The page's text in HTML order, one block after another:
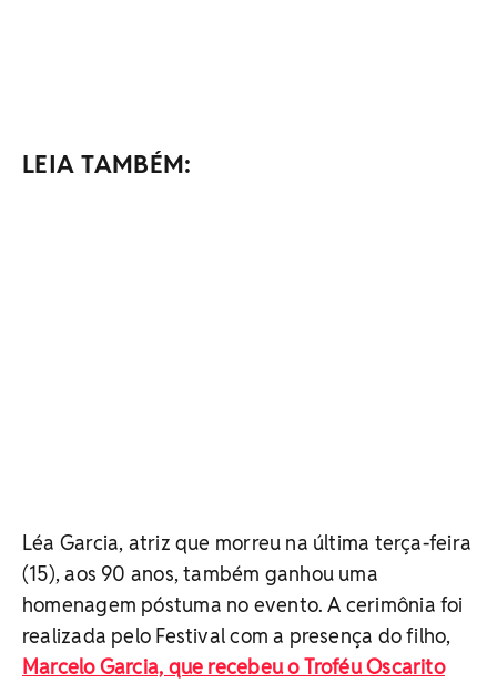
LEIA TAMBÉM:
Léa Garcia, atriz que morreu na última terça-feira
(15), aos 90 anos, também ganhou uma
homenagem póstuma no evento. A cerimônia foi
realizada pelo Festival com a presença do filho,
Marcelo Garcia, que recebeu o Troféu Oscarito